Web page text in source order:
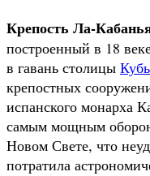
Крепость Ла-
построенный в 18
в гавань столицы
крепостных
испанского монарха
самым мощным
Новом Свете, что
потратила